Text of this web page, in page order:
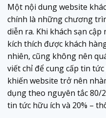
Một nội dung website
chính là những chương
diễn ra. Khi khách sạn
kích thích được khách
nhiên, cũng không nên
viết chỉ để cung cấp tin
khiến website trở nên
dụng theo nguyên tắc 80/
tin tức hữu ích và 20% –